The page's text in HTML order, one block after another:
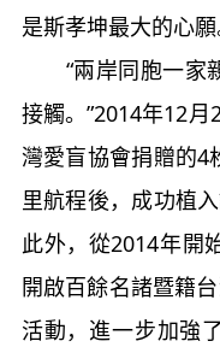
是斯孝坤最大的心願
“兩岸同胞一家
接觸。”2014年12
灣愛盲協會捐贈的4
里航程後，成功植
此外，從2014年開
開啟百餘名諸暨籍
活動，進一步加強